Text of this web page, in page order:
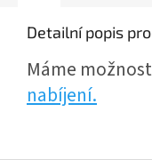
Detailní popis
Máme
nabíjení.